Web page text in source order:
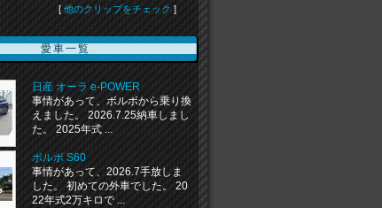
[他のクリップをチェック ]
愛車一覧
日産 オーラ e-POWER
事情があって、ボルボから乗り換
えました。 2026.7.25納車しまし
た。 2025年式 ...
ボルボ S60
事情があって、2026.7手放しま
した。 初めての外車でした。 20
22年式2万キロで ...